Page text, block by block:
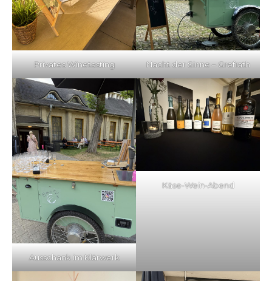
Privates Winetasting Nacht der Sinne – Grefrath
Ausschank im Klärwerk
Käse-Wein-Abend